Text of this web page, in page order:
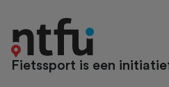
Fietssport is een